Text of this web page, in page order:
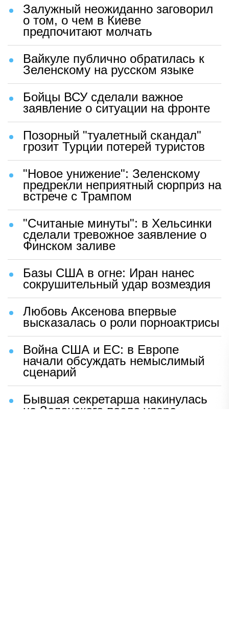
Залужный неожиданно заговорил
о том, о чем в Киеве
предпочитают молчать
Вайкуле публично обратилась к
Зеленскому на русском языке
Бойцы ВСУ сделали важное
заявление о ситуации на фронте
Позорный "туалетный скандал"
грозит Турции потерей туристов
"Новое унижение": Зеленскому
предрекли неприятный сюрприз на
встрече с Трампом
"Считаные минуты": в Хельсинки
сделали тревожное заявление о
Финском заливе
Базы США в огне: Иран нанес
сокрушительный удар возмездия
Любовь Аксенова впервые
высказалась о роли порноактрисы
Война США и ЕС: в Европе
начали обсуждать немыслимый
сценарий
Бывшая секретарша накинулась
на Зеленского после удара